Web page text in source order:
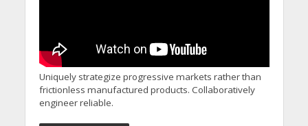
Uniquely strategize progressive markets rather than
frictionless manufactured products. Collaboratively
engineer reliable.